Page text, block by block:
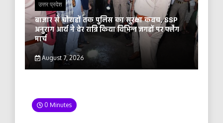
उत्तर प्रदेश
बाजार से चौराहों तक पुलिस का सुरक्षा कवच, SSP
अनुराग आर्य ने देर रात्रि किया विभिन्न जगहों पर फ्लैग
मार्च
August 7, 2026
0 Minutes